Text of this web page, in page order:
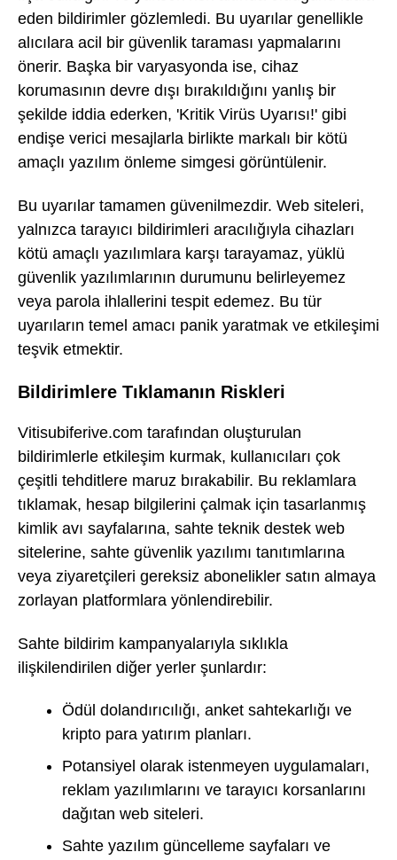
eden bildirimler gözlemledi. Bu uyarılar genellikle
alıcılara acil bir güvenlik taraması yapmalarını
önerir. Başka bir varyasyonda ise, cihaz
korumasının devre dışı bırakıldığını yanlış bir
şekilde iddia ederken, 'Kritik Virüs Uyarısı!' gibi
endişe verici mesajlarla birlikte markalı bir kötü
amaçlı yazılım önleme simgesi görüntülenir.
Bu uyarılar tamamen güvenilmezdir. Web siteleri,
yalnızca tarayıcı bildirimleri aracılığıyla cihazları
kötü amaçlı yazılımlara karşı tarayamaz, yüklü
güvenlik yazılımlarının durumunu belirleyemez
veya parola ihlallerini tespit edemez. Bu tür
uyarıların temel amacı panik yaratmak ve etkileşimi
teşvik etmektir.
Bildirimlere Tıklamanın Riskleri
Vitisubiferive.com tarafından oluşturulan
bildirimlerle etkileşim kurmak, kullanıcıları çok
çeşitli tehditlere maruz bırakabilir. Bu reklamlara
tıklamak, hesap bilgilerini çalmak için tasarlanmış
kimlik avı sayfalarına, sahte teknik destek web
sitelerine, sahte güvenlik yazılımı tanıtımlarına
veya ziyaretçileri gereksiz abonelikler satın almaya
zorlayan platformlara yönlendirebilir.
Sahte bildirim kampanyalarıyla sıklıkla
ilişkilendirilen diğer yerler şunlardır:
Ödül dolandırıcılığı, anket sahtekarlığı ve
kripto para yatırım planları.
Potansiyel olarak istenmeyen uygulamaları,
reklam yazılımlarını ve tarayıcı korsanlarını
dağıtan web siteleri.
Sahte yazılım güncelleme sayfaları ve